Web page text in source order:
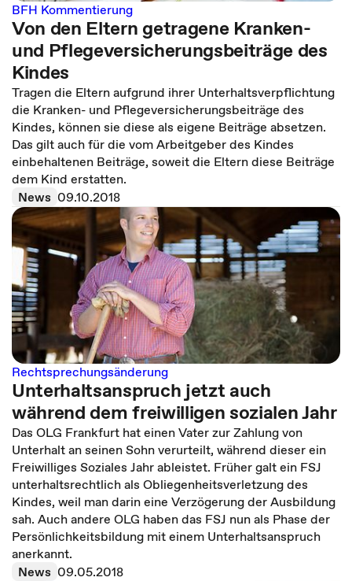
BFH Kommentierung
Von den Eltern getragene Kranken-
und Pflegeversicherungsbeiträge des
Kindes
Tragen die Eltern aufgrund ihrer Unterhaltsverpflichtung
die Kranken- und Pflegeversicherungsbeiträge des
Kindes, können sie diese als eigene Beiträge absetzen.
Das gilt auch für die vom Arbeitgeber des Kindes
einbehaltenen Beiträge, soweit die Eltern diese Beiträge
dem Kind erstatten.
News 09.10.2018
Rechtsprechungsänderung
Unterhaltsanspruch jetzt auch
während dem freiwilligen sozialen Jahr
Das OLG Frankfurt hat einen Vater zur Zahlung von
Unterhalt an seinen Sohn verurteilt, während dieser ein
Freiwilliges Soziales Jahr ableistet. Früher galt ein FSJ
unterhaltsrechtlich als Obliegenheitsverletzung des
Kindes, weil man darin eine Verzögerung der Ausbildung
sah. Auch andere OLG haben das FSJ nun als Phase der
Persönlichkeitsbildung mit einem Unterhaltsanspruch
anerkannt.
News 09.05.2018